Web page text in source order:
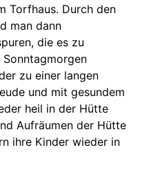
Torfhaus. Durch den
man dann
die es zu
zu einer langen
und mit gesundem
heil in der Hütte
Aufräumen der Hütte
ihre Kinder wieder in